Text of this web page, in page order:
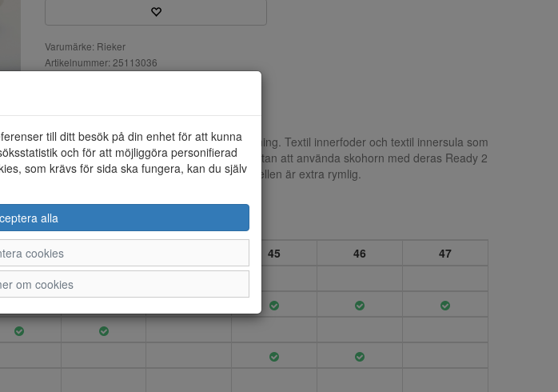
Varumärke: Rieker
Artikelnummer: 25113036
Sneaker i nubuk med en fast elastisk snörning. Textil innerfoder och textil innersula som
är löstagbar. Du kan bara stoppa in foten utan att använda skohorn med deras Ready 2
go, vilket gör det lätt att ta på skorna. Modellen är extra rymlig.
42 45 46
47
till ditt besök på din enhet för att kunna
och för att möjliggöra personifierad
som krävs för sida ska fungera, kan du själv
alla
cookies
om cookies